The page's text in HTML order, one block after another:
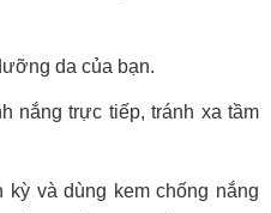
da của bạn.
nắng trực tiếp, tránh xa tầm
và dùng kem chống nắng